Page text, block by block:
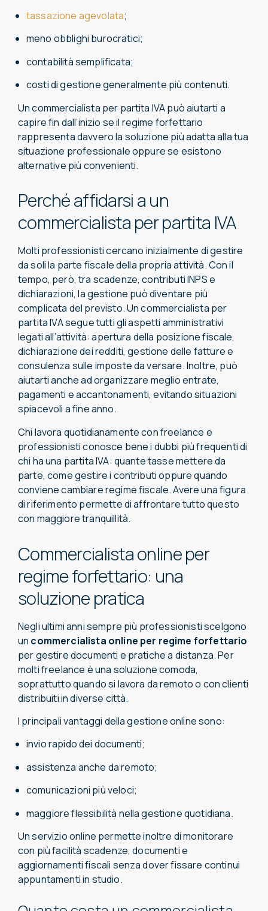
tassazione agevolata;
meno obblighi burocratici;
contabilità semplificata;
costi di gestione generalmente più contenuti.
Un commercialista per partita IVA può aiutarti a
capire fin dall’inizio se il regime forfettario
rappresenta davvero la soluzione più adatta alla tua
situazione professionale oppure se esistono
alternative più convenienti.
Perché affidarsi a un
commercialista per partita IVA
Molti professionisti cercano inizialmente di gestire
da soli la parte fiscale della propria attività. Con il
tempo, però, tra scadenze, contributi INPS e
dichiarazioni, la gestione può diventare più
complicata del previsto. Un commercialista per
partita IVA segue tutti gli aspetti amministrativi
legati all’attività: apertura della posizione fiscale,
dichiarazione dei redditi, gestione delle fatture e
consulenza sulle imposte da versare. Inoltre, può
aiutarti anche ad organizzare meglio entrate,
pagamenti e accantonamenti, evitando situazioni
spiacevoli a fine anno.
Chi lavora quotidianamente con freelance e
professionisti conosce bene i dubbi più frequenti di
chi ha una partita IVA: quante tasse mettere da
parte, come gestire i contributi oppure quando
conviene cambiare regime fiscale. Avere una figura
di riferimento permette di affrontare tutto questo
con maggiore tranquillità.
Commercialista online per
regime forfettario: una
soluzione pratica
Negli ultimi anni sempre più professionisti scelgono
un commercialista online per regime forfettario
per gestire documenti e pratiche a distanza. Per
molti freelance è una soluzione comoda,
soprattutto quando si lavora da remoto o con clienti
distribuiti in diverse città.
I principali vantaggi della gestione online sono:
invio rapido dei documenti;
assistenza anche da remoto;
comunicazioni più veloci;
maggiore flessibilità nella gestione quotidiana.
Un servizio online permette inoltre di monitorare
con più facilità scadenze, documenti e
aggiornamenti fiscali senza dover fissare continui
appuntamenti in studio.